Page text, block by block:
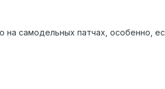
на самодельных патчах, особенно,